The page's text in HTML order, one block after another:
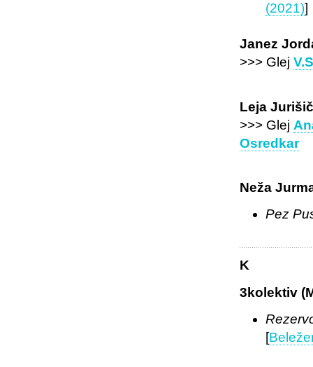
(2021)]
Janez
>>> Glej
Leja
>>> Glej
Osredkar
Neža
Pez
K
3kolektiv
[